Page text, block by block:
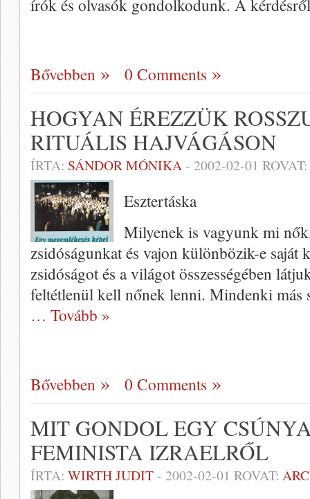
írók és olva­sók gondolkodunk. A
Bővebben 0 Comments
HOGYAN ÉREZZÜK
RITUÁLIS HAJVÁGÁSON
ÍRTA: SÁNDOR MÓNIKA- 2002-02-01 ROVAT:
Esztertáska
Milyenek is vagyunk mi
zsidóságunkat és vajon különbözik-e saját
zsidóságot és a világot összességében
feltétlenül kell nőnek lenni. Mindenki más
… Tovább »
Bővebben 0 Comments
MIT GONDOL EGY
FEMINISTA IZRAELRŐL
ÍRTA: WIRTH JUDIT- 2002-02-01 ROVAT: